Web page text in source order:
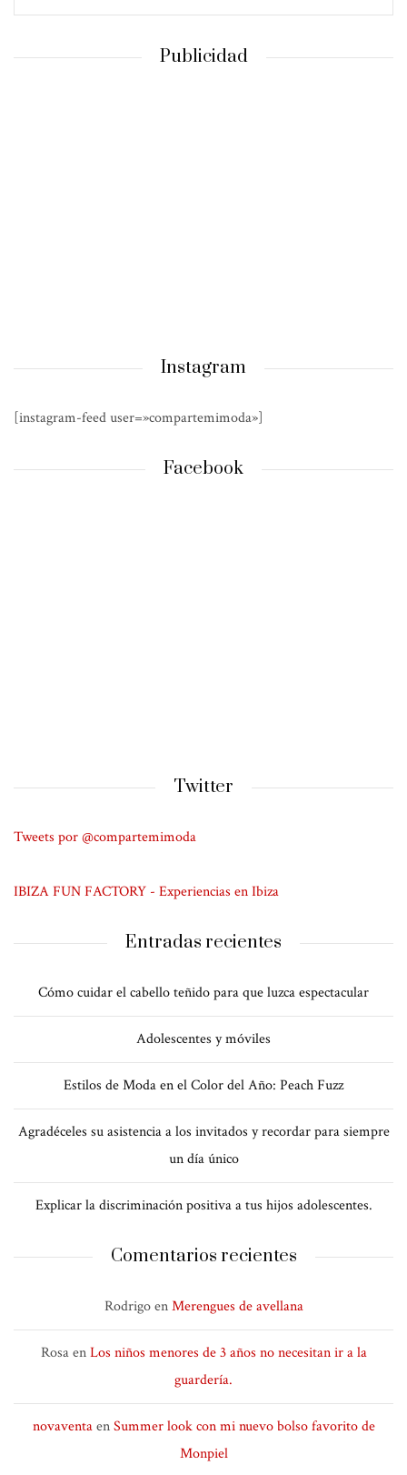
Publicidad
Instagram
[instagram-feed user=»compartemimoda»]
Facebook
Twitter
Tweets por @compartemimoda
IBIZA FUN FACTORY - Experiencias en Ibiza
Entradas recientes
Cómo cuidar el cabello teñido para que luzca espectacular
Adolescentes y móviles
Estilos de Moda en el Color del Año: Peach Fuzz
Agradéceles su asistencia a los invitados y recordar para siempre
un día único
Explicar la discriminación positiva a tus hijos adolescentes.
Comentarios recientes
RodrigoenMerengues de avellana
RosaenLos niños menores de 3 años no necesitan ir a la
guardería.
novaventaenSummer look con mi nuevo bolso favorito de
Monpiel